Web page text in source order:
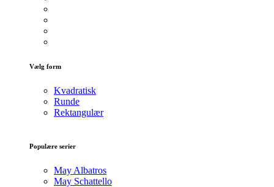
Vælg form
Kvadratisk
Runde
Rektangulær
Populære serier
May Albatros
May Schattello